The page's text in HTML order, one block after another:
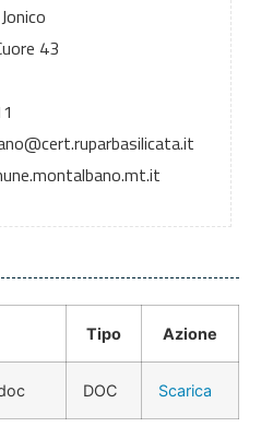
43
Tipo Azione
DOC Scarica